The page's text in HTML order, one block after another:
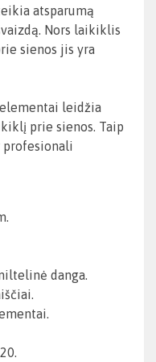
atsparumą
Nors laikiklis
sienos jis yra
leidžia
prie sienos. Taip
danga.